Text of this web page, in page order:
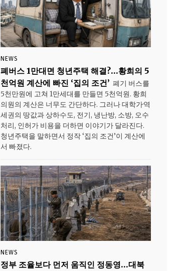
NEWS
폐버스 1만대면 청년주택 해결?…황희의 5
천억원 계산에 빠진 ‘집의 조건’ 폐기 버스를
5천만원에 고쳐 1만세대를 만들면 5천억원. 황희
의원의 계산은 너무도 간단하다. 그러나 대학가·역
세권의 땅값과 상하수도, 전기, 냉난방, 소방, 오수
처리, 인허가 비용을 더하면 이야기가 달라진다.
청년주택을 말하면서 정작 ‘집의 조건’이 계산에
서 빠졌다.
NEWS
정부 조율보다 먼저 움직인 정동영…대북